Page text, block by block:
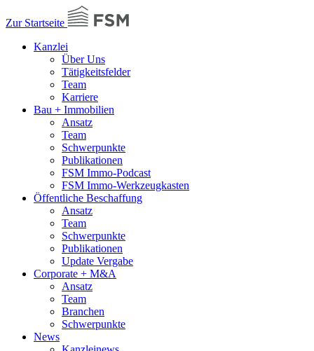
Zur Startseite
Kanzlei
Über Uns
Tätigkeitsfelder
Team
Karriere
Bau + Immobilien
Ansatz
Team
Schwerpunkte
Publikationen
FSM Immo-Podcast
FSM Immo-Werkzeugkasten
Öffentliche Beschaffung
Ansatz
Team
Schwerpunkte
Publikationen
Update Vergabe
Corporate + M&A
Ansatz
Team
Branchen
Schwerpunkte
News